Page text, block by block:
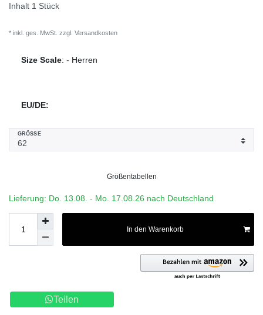
Inhalt 1 Stück
* inkl. ges. MwSt. zzgl. Versandkosten
Size Scale: - Herren
EU/DE:
GRÖSSE
Größentabellen
Lieferung: Do. 13.08. - Mo. 17.08.26 nach Deutschland
In den Warenkorb
Teilen